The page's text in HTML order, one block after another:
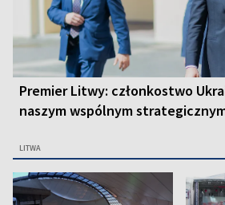
Premier Litwy: członkostwo
naszym wspólnym
LITWA